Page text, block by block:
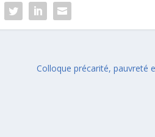
Colloque précarité, pauvreté